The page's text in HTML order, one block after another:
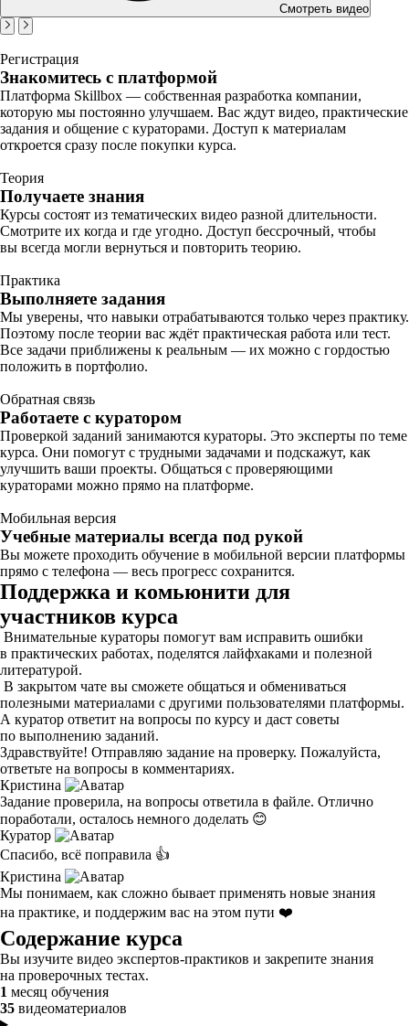
Смотреть видео
Регистрация
Знакомитесь с платформой
Платформа Skillbox — собственная разработка компании,
которую мы постоянно улучшаем. Вас ждут видео, практические
задания и общение с кураторами. Доступ к материалам
откроется сразу после покупки курса.
Теория
Получаете знания
Курсы состоят из тематических видео разной длительности.
Смотрите их когда и где угодно. Доступ бессрочный, чтобы
вы всегда могли вернуться и повторить теорию.
Практика
Выполняете задания
Мы уверены, что навыки отрабатываются только через практику.
Поэтому после теории вас ждёт практическая работа или тест.
Все задачи приближены к реальным — их можно с гордостью
положить в портфолио.
Обратная связь
Работаете с куратором
Проверкой заданий занимаются кураторы. Это эксперты по теме
курса. Они помогут с трудными задачами и подскажут, как
улучшить ваши проекты. Общаться с проверяющими
кураторами можно прямо на платформе.
Мобильная версия
Учебные материалы всегда под рукой
Вы можете проходить обучение в мобильной версии платформы
прямо с телефона — весь прогресс сохранится.
Поддержка и комьюнити для
участников курса
Внимательные кураторы помогут вам исправить ошибки
в практических работах, поделятся лайфхаками и полезной
литературой.
В закрытом чате вы сможете общаться и обмениваться
полезными материалами с другими пользователями платформы.
А куратор ответит на вопросы по курсу и даст советы
по выполнению заданий.
Здравствуйте! Отправляю задание на проверку. Пожалуйста,
ответьте на вопросы в комментариях.
Кристина
Задание проверила, на вопросы ответила в файле. Отлично
поработали, осталось немного доделать 😊
Куратор
Спасибо, всё поправила 👍
Кристина
Мы понимаем, как сложно бывает применять новые знания
на практике, и поддержим вас на этом пути ❤️
Содержание курса
Вы изучите видео экспертов-практиков и закрепите знания
на проверочных тестах.
1 месяц обучения
35 видеоматериалов